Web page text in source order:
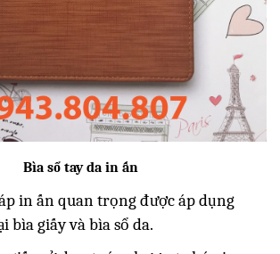
Bìa sổ tay da in ấn
in ấn quan trọng được áp dụng
bìa giấy và bìa sổ da.